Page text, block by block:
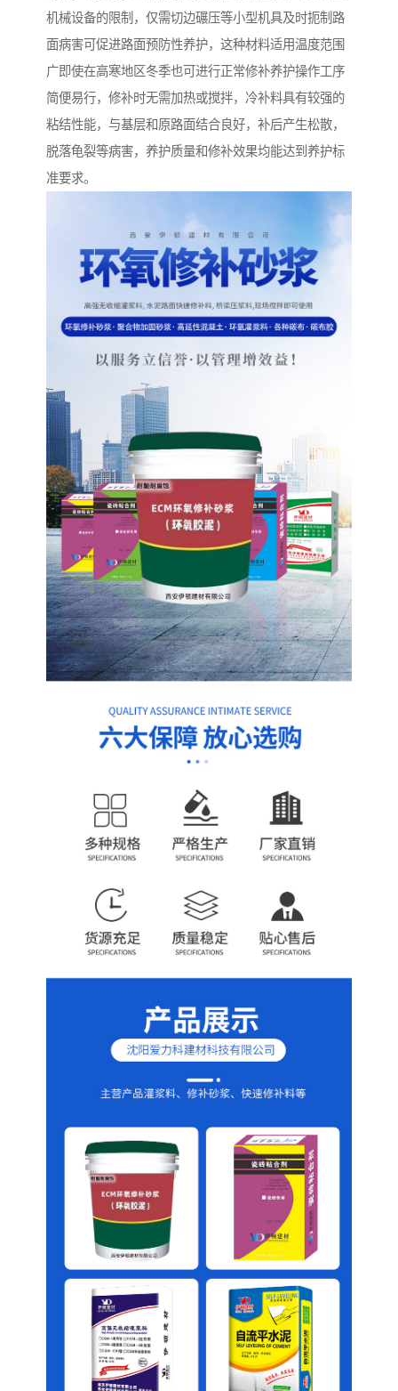
机械设备的限制，仅需切边碾压等小型机具及时扼制路
面病害可促进路面预防性养护，这种材料适用温度范围
广即使在高寒地区冬季也可进行正常修补养护操作工序
简便易行，修补时无需加热或搅拌，冷补料具有较强的
粘结性能，与基层和原路面结合良好，补后产生松散，
脱落龟裂等病害，养护质量和修补效果均能达到养护标
准要求。